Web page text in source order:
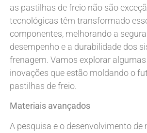
as pastilhas de freio não são
tecnológicas têm transformado
componentes, melhorando a
desempenho e a durabilidade dos
frenagem. Vamos explorar
inovações que estão moldando o
pastilhas de freio.
Materiais avançados
A pesquisa e o desenvolvimento de